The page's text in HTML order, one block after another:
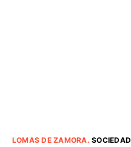
LOMAS DE ZAMORA.SOCIEDAD